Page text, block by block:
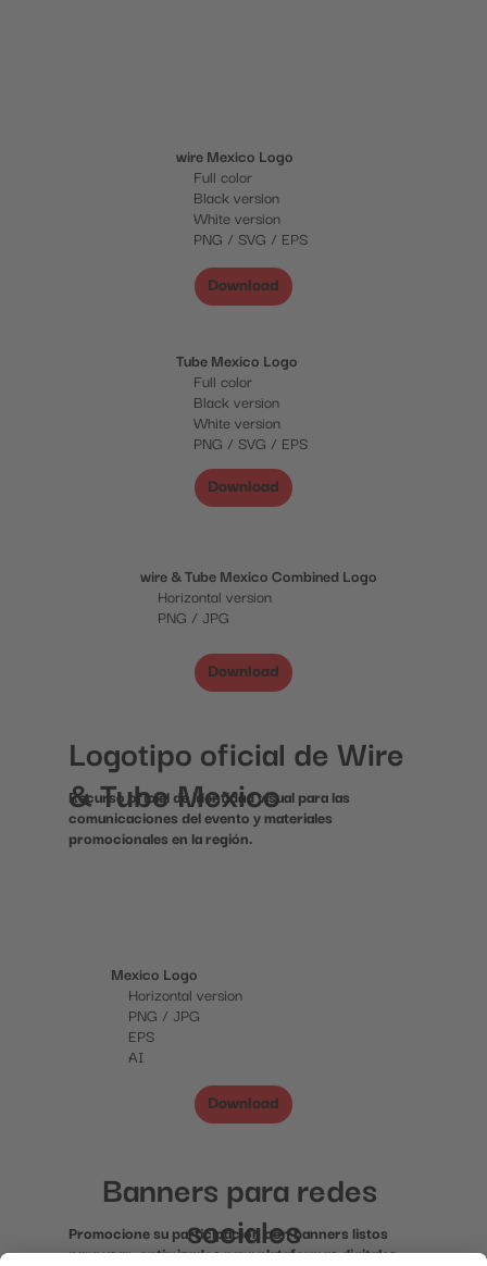
Recurso oficial de identidad visual para las
comunicaciones del evento y materiales
promocionales en la región.
Logotipo oficial de Wire
& Tube Mexico
Promocione su participación con banners listos
para usar, optimizados para plataformas digitales.
Banners para redes
sociales
wire Mexico Logo
Full color
Black version
White version
PNG / SVG / EPS
Download
Tube Mexico Logo
Full color
Black version
White version
PNG / SVG / EPS
Download
wire & Tube Mexico Combined Logo
Horizontal version
PNG / JPG
Download
Mexico Logo
Horizontal version
PNG / JPG
EPS
AI
Download